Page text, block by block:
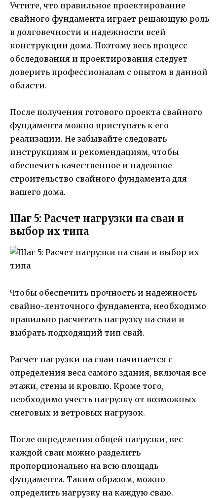
Учтите, что правильное проектирование
свайного фундамента играет решающую роль
в долговечности и надежности всей
конструкции дома. Поэтому весь процесс
обследования и проектирования следует
доверить профессионалам с опытом в данной
области.
После получения готового проекта свайного
фундамента можно приступать к его
реализации. Не забывайте следовать
инструкциям и рекомендациям, чтобы
обеспечить качественное и надежное
строительство свайного фундамента для
вашего дома.
Шаг 5: Расчет нагрузки на сваи и
выбор их типа
Чтобы обеспечить прочность и надежность
свайно-ленточного фундамента, необходимо
правильно расчитать нагрузку на сваи и
выбрать подходящий тип свай.
Расчет нагрузки на сваи начинается с
определения веса самого здания, включая все
этажи, стены и кровлю. Кроме того,
необходимо учесть нагрузку от возможных
снеговых и ветровых нагрузок.
После определения общей нагрузки, вес
каждой сваи можно разделить
пропорционально на всю площадь
фундамента. Таким образом, можно
определить нагрузку на каждую сваю.